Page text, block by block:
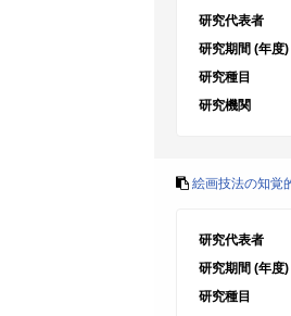
研究代表者
研究期間 (年度)
研究種目
研究機関
絵画技法の知覚
研究代表者
研究期間 (年度)
研究種目